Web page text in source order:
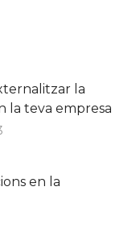
la
la teva empresa
en la